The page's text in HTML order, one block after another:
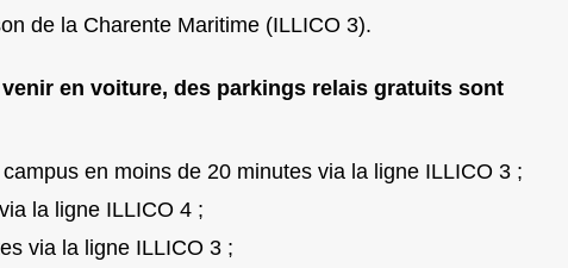
de la Charente Maritime (ILLICO 3).
en voiture, des parkings relais gratuits sont
en moins de 20 minutes via la ligne ILLICO 3 ;
la ligne ILLICO 4 ;
via la ligne ILLICO 3 ;